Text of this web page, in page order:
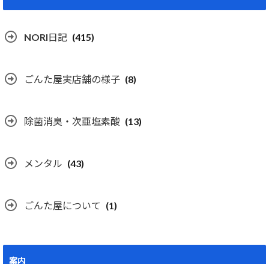
NORI日記 (415)
ごんた屋実店舗の様子 (8)
除菌消臭・次亜塩素酸 (13)
メンタル (43)
ごんた屋について (1)
案内